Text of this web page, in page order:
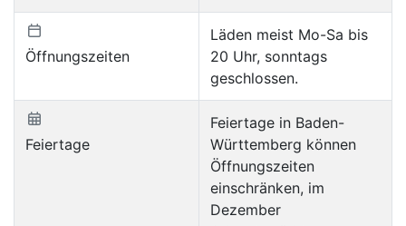
Öffnungszeiten
Läden meist Mo-Sa bis
20 Uhr, sonntags
geschlossen.
Feiertage
Feiertage in Baden-
Württemberg können
Öffnungszeiten
einschränken, im
Dezember